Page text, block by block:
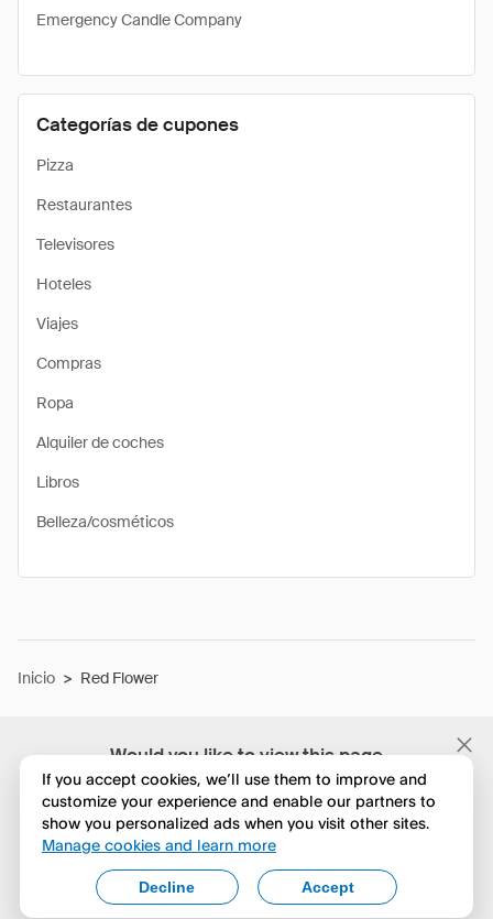
Would you like to view this page
in English?
No, seguir navegando
Yes, change to English
Emergency Candle Company
Categorías de cupones
Pizza
Restaurantes
Televisores
Hoteles
Viajes
Compras
Ropa
Alquiler de coches
Libros
Belleza/cosméticos
Inicio > Red Flower
If you accept cookies, we’ll use them to improve and
customize your experience and enable our partners to
show you personalized ads when you visit other sites.
Manage cookies and learn more
Accept
Decline